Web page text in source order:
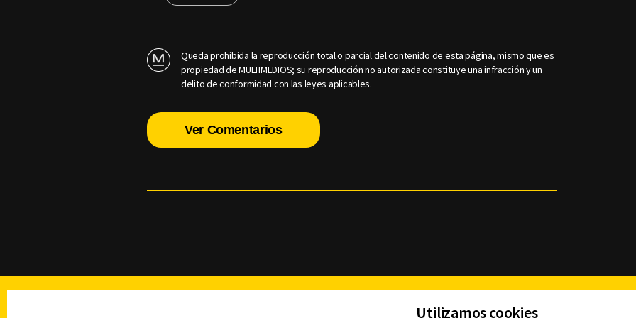
Queda prohibida la reproducción total o parcial del contenido de esta página, mismo que es
propiedad de MULTIMEDIOS; su reproducción no autorizada constituye una infracción y un
delito de conformidad con las leyes aplicables.
Ver Comentarios
Utilizamos cookies